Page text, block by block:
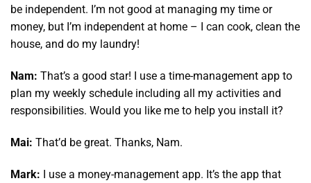
be independent. I’m not good at managing my time or
money, but I’m independent at home – I can cook, clean the
house, and do my laundry!
Nam: That’s a good star! I use a time-management app to
plan my weekly schedule including all my activities and
responsibilities. Would you like me to help you install it?
Mai: That’d be great. Thanks, Nam.
Mark: I use a money-management app. It’s the app that